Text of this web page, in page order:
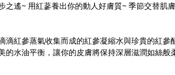
之遙~ 用紅蔘養出你的動人好膚質~ 季節交替
滴紅參蒸氣收集而成的紅參凝縮水與珍貴的紅
的水油平衡，讓你的皮膚將保持深層滋潤如絲